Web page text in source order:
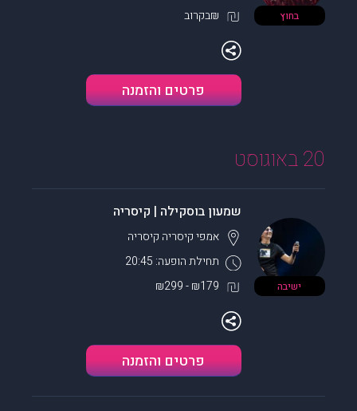
בחוץ ₪בקרוב
פרטים והזמנה
20 באוגוסט
ישיבה
שמעון בוסקילה | קיסריה
תחילת הופעה: 20:45
אמפי קיסריה קיסריה
₪179 - ₪299
פרטים והזמנה